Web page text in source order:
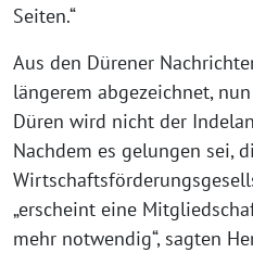
Seiten.“
Aus den Dürener
längerem abgezeichnet,
Düren wird nicht der
Nachdem es gelungen sei,
„erscheint eine
mehr notwendig“, sagten